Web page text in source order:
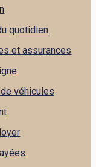
quotidien
et assurances
véhicules